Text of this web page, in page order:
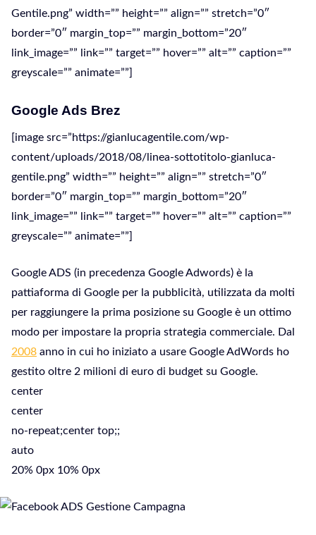
Gentile.png” width=”” height=”” align=”” stretch=”0″
border=”0″ margin_top=”” margin_bottom=”20″
link_image=”” link=”” target=”” hover=”” alt=”” caption=””
greyscale=”” animate=””]
Google Ads Brez
[image src=”https://gianlucagentile.com/wp-
content/uploads/2018/08/linea-sottotitolo-gianluca-
gentile.png” width=”” height=”” align=”” stretch=”0″
border=”0″ margin_top=”” margin_bottom=”20″
link_image=”” link=”” target=”” hover=”” alt=”” caption=””
greyscale=”” animate=””]
Google ADS (in precedenza Google Adwords) è la
pattiaforma di Google per la pubblicità, utilizzata da molti
per raggiungere la prima posizione su Google è un ottimo
modo per impostare la propria strategia commerciale. Dal
2008 anno in cui ho iniziato a usare Google AdWords ho
gestito oltre 2 milioni di euro di budget su Google.
center
center
no-repeat;center top;;
auto
20% 0px 10% 0px